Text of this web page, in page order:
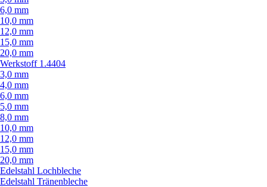
6,0 mm
10,0 mm
12,0 mm
15,0 mm
20,0 mm
Werkstoff 1.4404
3,0 mm
4,0 mm
6,0 mm
5,0 mm
8,0 mm
10,0 mm
12,0 mm
15,0 mm
20,0 mm
Edelstahl Lochbleche
Edelstahl Tränenbleche